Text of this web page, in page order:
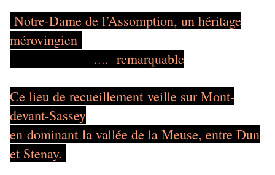
Notre-Dame de l’Assomption, un héritage
mérovingien
.... remarquable
Ce lieu de recueillement veille sur Mont-
devant-Sassey
en dominant la vallée de la Meuse, entre Dun
et Stenay.